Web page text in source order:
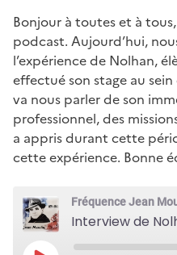
Bonjour à toutes et à
podcast. Aujourd’hui,
l’expérience de Nolhan,
effectué son stage au sein
va nous parler de son
professionnel, des
a appris durant cette
cette expérience. Bonne
Fréquence Jean
Interview de